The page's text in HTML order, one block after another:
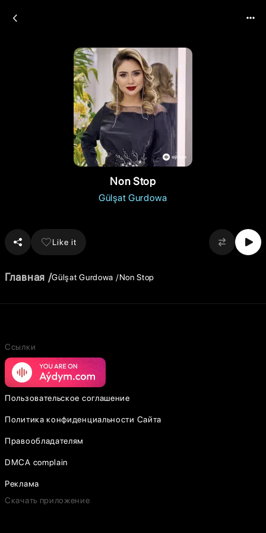
Non Stop
Gülşat Gurdowa
Like it
Главная Gülşat Gurdowa Non Stop
Ссылки
Пользовательское соглашение
Политика конфиденциальности Сайта
Правообладателям
DMCA complain
Реклама
Скачать приложение